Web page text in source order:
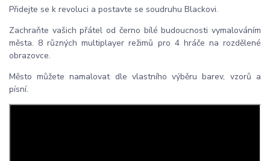
Přidejte se k revoluci a postavte se soudruhu Blackovi.
Zachraňte vašich přátel od černo bílé budoucnosti vymalováním
města. 8 různých multiplayer režimů pro 4 hráče na rozdělené
obrazovce.
Město můžete namalovat dle vlastního výběru barev, vzorů a
písní.